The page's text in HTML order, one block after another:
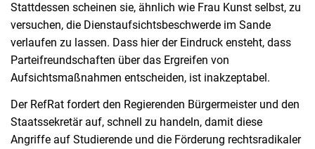
Stattdessen scheinen sie, ähnlich wie Frau Kunst selbst, zu
versuchen, die Dienstaufsichtsbeschwerde im Sande
verlaufen zu lassen. Dass hier der Eindruck ensteht, dass
Parteifreundschaften über das Ergreifen von
Aufsichtsmaßnahmen entscheiden, ist inakzeptabel.
Der RefRat fordert den Regierenden Bürgermeister und den
Staatssekretär auf, schnell zu handeln, damit diese
Angriffe auf Studierende und die Förderung rechtsradikaler